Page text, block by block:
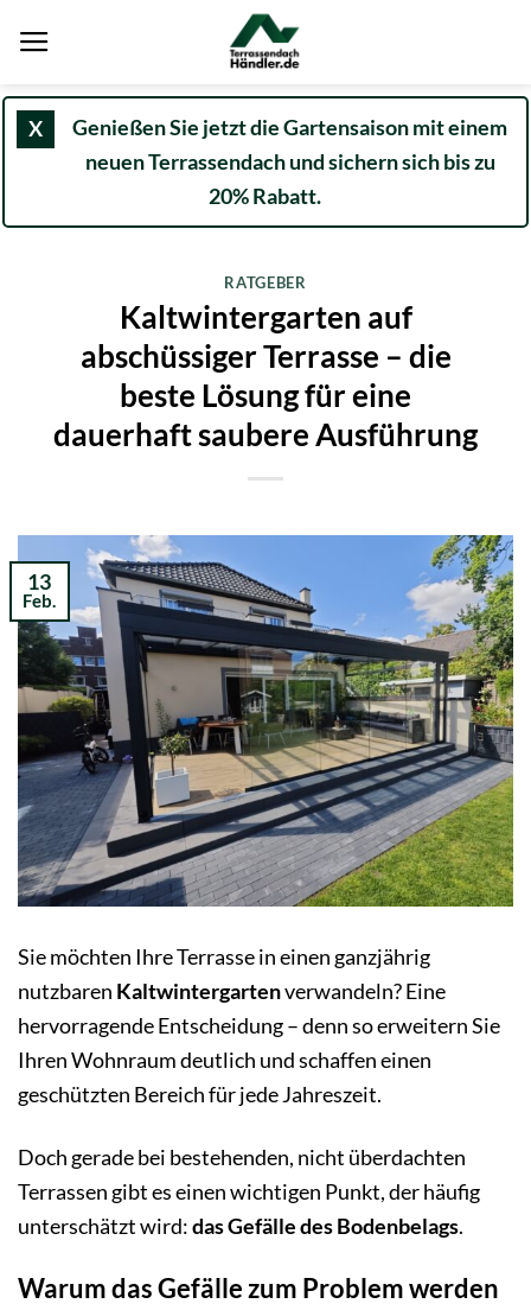
Inhalt
X
Genießen Sie jetzt die Gartensaison mit einem
neuen Terrassendach und sichern sich bis zu
20% Rabatt.
RATGEBER
Kaltwintergarten auf
abschüssiger Terrasse – die
beste Lösung für eine
dauerhaft saubere Ausführung
13
Feb.
Sie möchten Ihre Terrasse in einen ganzjährig
nutzbaren Kaltwintergartenverwandeln? Eine
hervorragende Entscheidung – denn so erweitern Sie
Ihren Wohnraum deutlich und schaffen einen
geschützten Bereich für jede Jahreszeit.
Doch gerade bei bestehenden, nicht überdachten
Terrassen gibt es einen wichtigen Punkt, der häufig
unterschätzt wird:das Gefälle des Bodenbelags.
Warum das Gefälle zum Problem werden